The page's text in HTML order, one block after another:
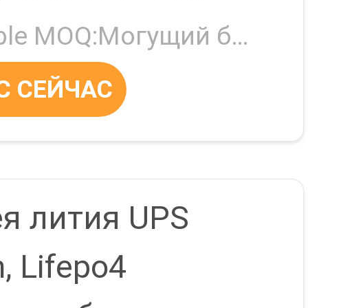
18
с BMS
Negotiable MOQ:Могущий быть предметом переговоров
СЕЙЧАС
лития UPS
Lifepo4